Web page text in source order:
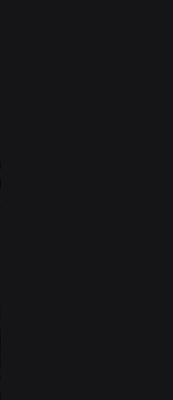
om dit nieuwe
gezondheid en
Uw osteopaat in de
hiervoor de juiste
komt 72% van onze
basis langs voor